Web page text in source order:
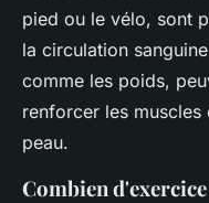
pied ou le vélo, sont
la circulation
comme les poids,
renforcer les
peau.
Combien